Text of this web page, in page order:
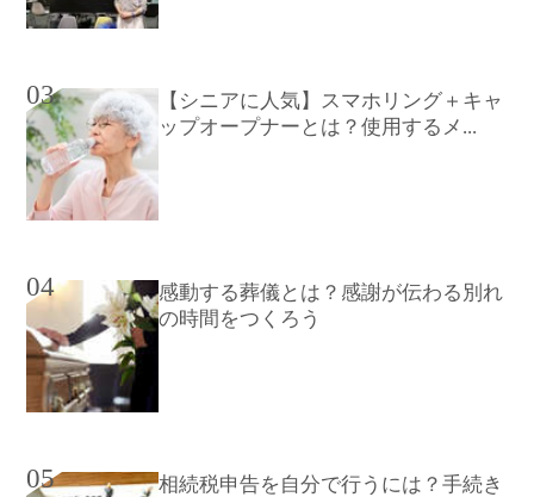
03
【シニアに人気】スマホリング＋キャ
ップオープナーとは？使用するメ...
04
感動する葬儀とは？感謝が伝わる別れ
の時間をつくろう
05
相続税申告を自分で行うには？手続き